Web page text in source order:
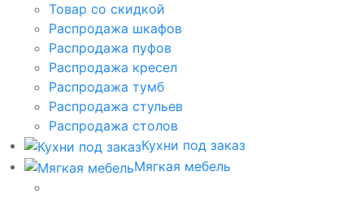
Товар со скидкой
Распродажа шкафов
Распродажа пуфов
Распродажа кресел
Распродажа тумб
Распродажа стульев
Распродажа столов
Кухни под заказ
Мягкая мебель